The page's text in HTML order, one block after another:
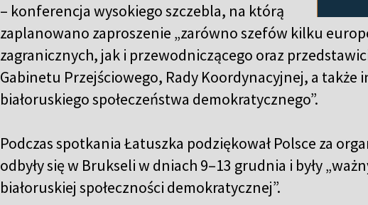
– konferencja wysokiego szczebla, na którą
zaplanowano zaproszenie „zarówno szefów kilku
zagranicznych, jak i przewodniczącego oraz
Gabinetu Przejściowego, Rady Koordynacyjnej, a także
białoruskiego społeczeństwa demokratycznego”.
Podczas spotkania Łatuszka podziękował Polsce za
odbyły się w Brukseli w dniach 9–13 grudnia i były
białoruskiej społeczności demokratycznej”.